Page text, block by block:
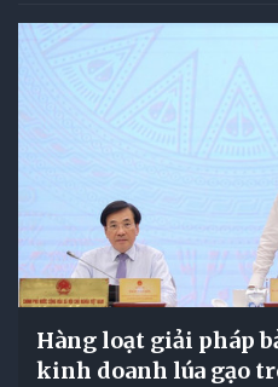
Hàng loạt giải pháp
kinh doanh lúa gạo